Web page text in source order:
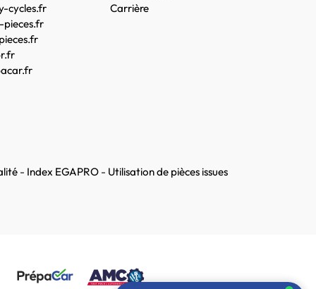
cycles.fr
pieces.fr
Carrière
- Index EGAPRO - Utilisation de pièces issues